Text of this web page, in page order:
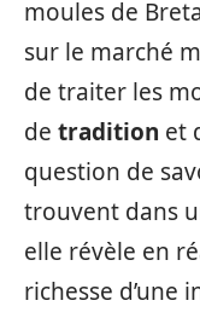
moules de
sur le marché
de traiter les
de tradition et
question de
trouvent dans
elle révèle en
richesse d’une